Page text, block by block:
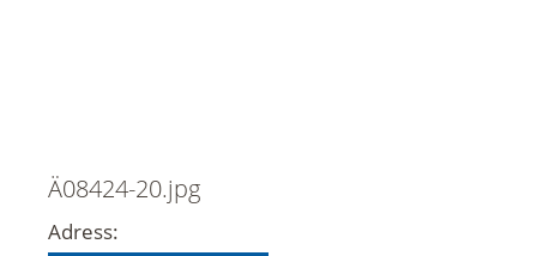
Ä08424-20.jpg
Adress: